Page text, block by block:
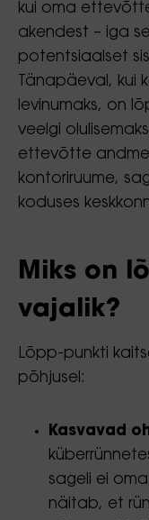
kui oma
akendest – iga
potentsiaalset
Tänapäeval, kui
levinumaks, on
veelgi
ettevõtte
kontoriruume,
koduses
Miks on
vajalik?
Lõpp-punkti
põhjusel:
Kasvavad
sageli ei
näitab, et